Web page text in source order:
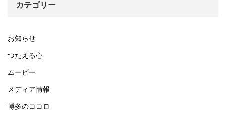
カテゴリー
お知らせ
つたえる心
ムービー
メディア情報
博多のココロ